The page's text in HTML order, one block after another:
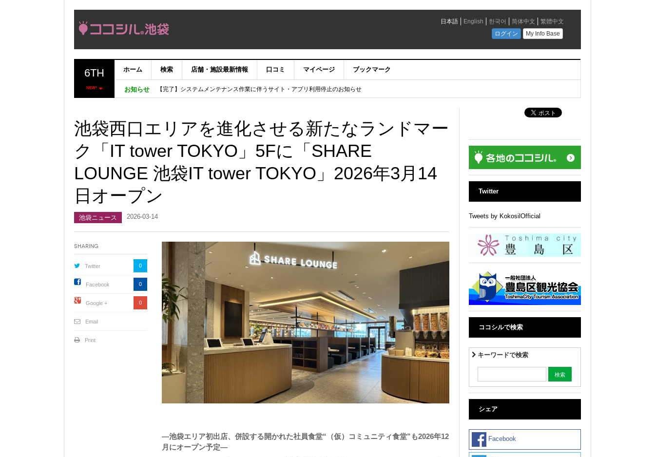
6TH
NEW!
ホーム 検索 店舗・施設最新情報 口コミ マイページ ブックマーク
お知らせ
【完了】システムメンテナンス作業に伴うサイト・アプリ利用停止のお知らせ
【重要：9月5日（火）22時】ココシル：アカウントサービス移行のお知らせ
「いま、困っている店舗の皆様を応援させていただきたい！」
池袋西口エリアを進化させる新たなランドマー
ク「IT tower TOKYO」5Fに「SHARE
LOUNGE 池袋IT tower TOKYO」2026年3月14
日オープン
池袋ニュース 2026-03-14
―池袋エリア初出店、併設する開かれた社員食堂“（仮）コミュニティ食堂”も2026年12
月にオープン予定―
Sharing
Twitter 0
Facebook 0
Google + 0
Email
Print
Twitter
Tweets by KokosilOfficial
ココシルで検索
キーワードで検索
シェア
Facebook